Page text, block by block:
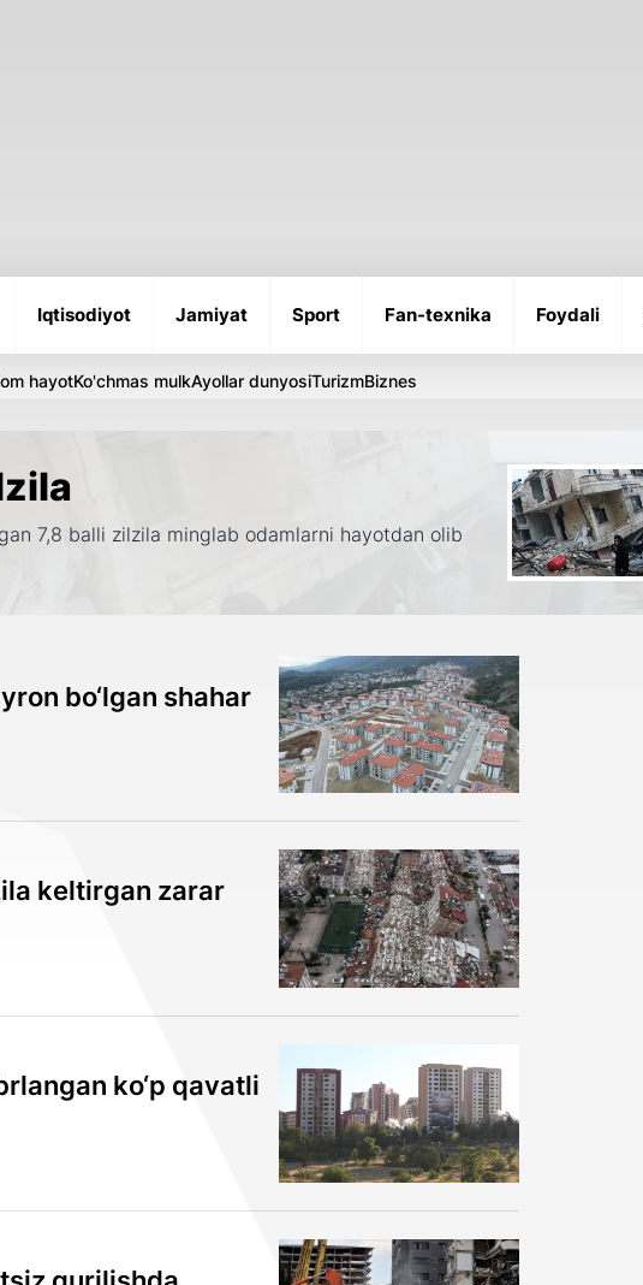
Iqtisodiyot Jamiyat Sport Fan-texnika Foydali
hayotKo'chmas mulkAyollar dunyosiTurizmBiznes
7,8 balli zilzila minglab odamlarni hayotdan olib
bo‘lgan shahar
keltirgan zarar
ko‘p qavatli